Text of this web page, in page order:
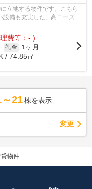
立地する物件です。こちら
備も充実した、高ニーズな
費等：- )
礼金
1ヶ月
/ 74.85㎡
～21 棟を表示
変更
貸物件